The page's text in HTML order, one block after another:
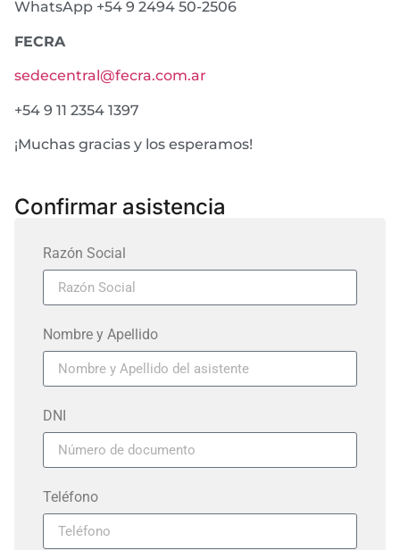
WhatsApp +54 9 2494 50-2506
FECRA
sedecentral@fecra.com.ar
+54 9 11 2354 1397
¡Muchas gracias y los esperamos!
Confirmar asistencia
Razón Social
Nombre y Apellido
DNI
Teléfono